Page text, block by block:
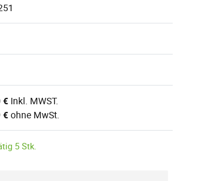
€ Inkl. MWST.
€ohne MwSt.
5 Stk.